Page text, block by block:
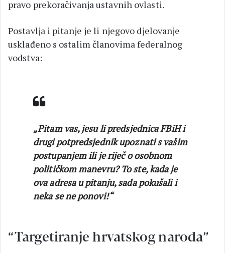
pravo prekoračivanja ustavnih ovlasti.
Postavlja i pitanje je li njegovo djelovanje
usklađeno s ostalim članovima federalnog
vodstva:
„Pitam vas, jesu li predsjednica FBiH i
drugi potpredsjednik upoznati s vašim
postupanjem ili je riječ o osobnom
političkom manevru? To ste, kada je
ova adresa u pitanju, sada pokušali i
neka se ne ponovi!“
“Targetiranje hrvatskog naroda”